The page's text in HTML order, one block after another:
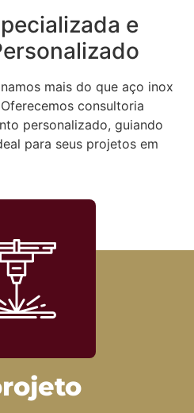
e
mais do que aço inox
consultoria
personalizado, guiando
para seus projetos em